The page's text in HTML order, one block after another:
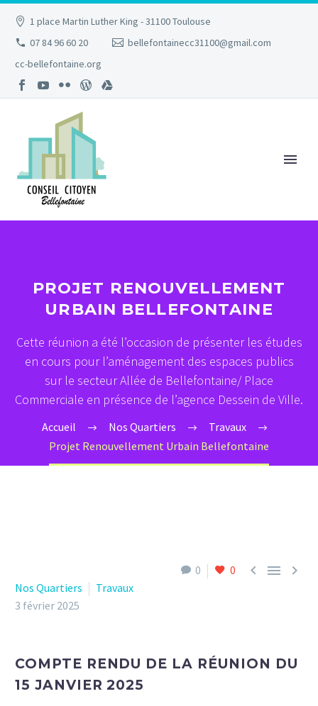
1 place Martin Luther King - 31100 Toulouse
07 84 96 60 20
bellefontainecc31100@gmail.com
cc-bellefontaine.org
PROJET RENOUVELLEMENT
URBAIN BELLEFONTAINE
Cette réunion a été l’occasion de présenter les études
en cours pour l’aménagement des espaces publics
sur le secteur Allée de Bellefontaine/ Place
Commerciale en présence de l’agence Dessein de Ville.
Accueil Nos Quartiers
Travaux
Projet Renouvellement Urbain Bellefontaine
0 0   
Nos Quartiers
Travaux
3 février 2025
COMPTE RENDU DE LA RÉUNION DU
15 JANVIER 2025